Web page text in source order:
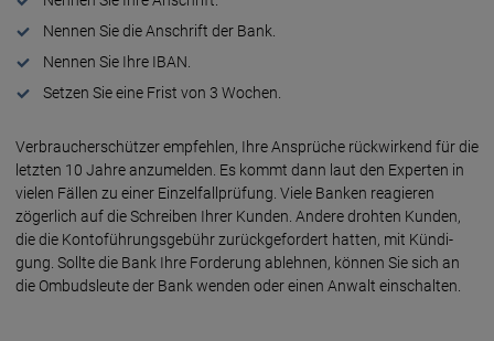
Nennen Sie die Anschrift der Bank.
Nennen Sie Ihre IBAN.
Setzen Sie eine Frist von 3 Wochen.
Verbraucher­schützer empfeh­len, Ihre An­sprüche rück­wirkend für die
letz­ten 10 Jahre anzu­melden. Es kommt dann laut den Experten in
vielen Fällen zu einer Einzel­fall­prüfung. Viele Banken rea­gieren
zöger­lich auf die Schreiben Ihrer Kunden. Andere drohten Kunden,
die die Konto­führungs­gebühr zurück­gefor­dert hatten, mit Kündi­
gung. Sollte die Bank Ihre Forder­ung ableh­nen, können Sie sich an
die Ombuds­leute der Bank wenden oder einen An­walt einschalten.